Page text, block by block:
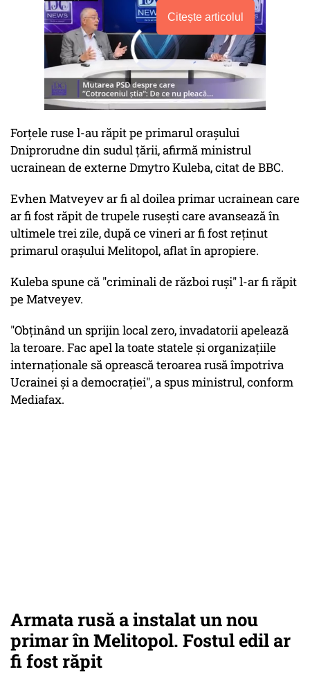
Citește articolul
Forțele ruse l-au răpit pe primarul orașului
Dniprorudne din sudul țării, afirmă ministrul
ucrainean de externe Dmytro Kuleba, citat de BBC.
Evhen Matveyev ar fi al doilea primar ucrainean care
ar fi fost răpit de trupele rusești care avansează în
ultimele trei zile, după ce vineri ar fi fost reținut
primarul orașului Melitopol, aflat în apropiere.
Kuleba spune că "criminali de război ruși" l-ar fi răpit
pe Matveyev.
"Obținând un sprijin local zero, invadatorii apelează
la teroare. Fac apel la toate statele și organizațiile
internaționale să oprească teroarea rusă împotriva
Ucrainei și a democrației", a spus ministrul, conform
Mediafax.
Armata rusă a instalat un nou
primar în Melitopol. Fostul edil ar
fi fost răpit